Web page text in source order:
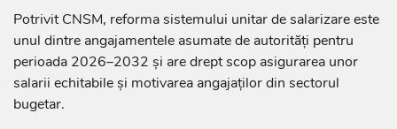
Potrivit CNSM, reforma sistemului unitar de salarizare este
unul dintre angajamentele asumate de autorități pentru
perioada 2026–2032 și are drept scop asigurarea unor
salarii echitabile și motivarea angajaților din sectorul
bugetar.